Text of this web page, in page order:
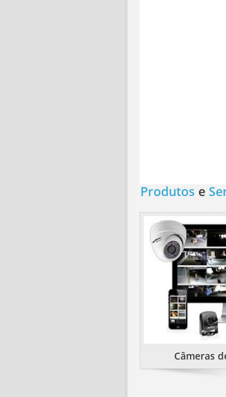
Produtos e
Câmeras